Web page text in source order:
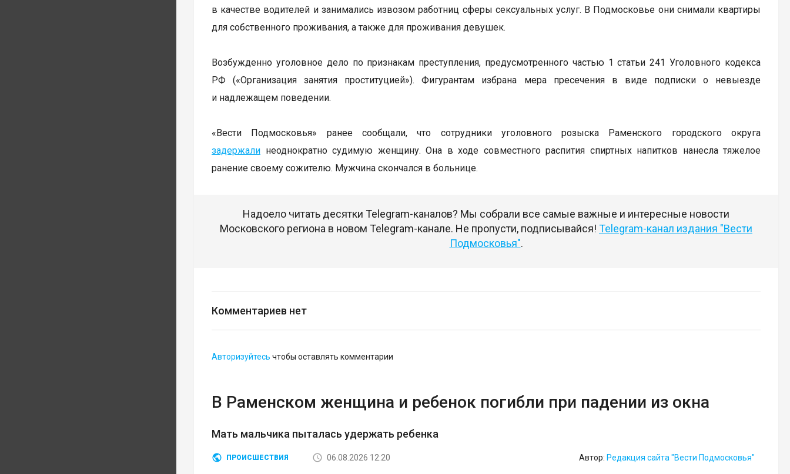
в качестве водителей и занимались извозом работниц сферы сексуальных услуг. В Подмосковье они снимали квартиры
для собственного проживания, а также для проживания девушек.
Возбужденно уголовное дело по признакам преступления, предусмотренного частью 1 статьи 241 Уголовного кодекса
РФ («Организация занятия проституцией»). Фигурантам избрана мера пресечения в виде подписки о невыезде
и надлежащем поведении.
«Вести Подмосковья» ранее сообщали, что сотрудники уголовного розыска Раменского городского округа
задержали неоднократно судимую женщину. Она в ходе совместного распития спиртных напитков нанесла тяжелое
ранение своему сожителю. Мужчина скончался в больнице.
Надоело читать десятки Telegram-каналов? Мы собрали все самые важные и интересные новости
Московского региона в новом Telegram-канале. Не пропусти, подписывайся! Telegram-канал издания "Вести
Подмосковья".
Комментариев нет
Авторизуйтесь чтобы оставлять комментарии
В Раменском женщина и ребенок погибли при падении из окна
Мать мальчика пыталась удержать ребенка
ПРОИСШЕСТВИЯ 06.08.2026 12:20 Автор: Редакция сайта "Вести Подмосковья"